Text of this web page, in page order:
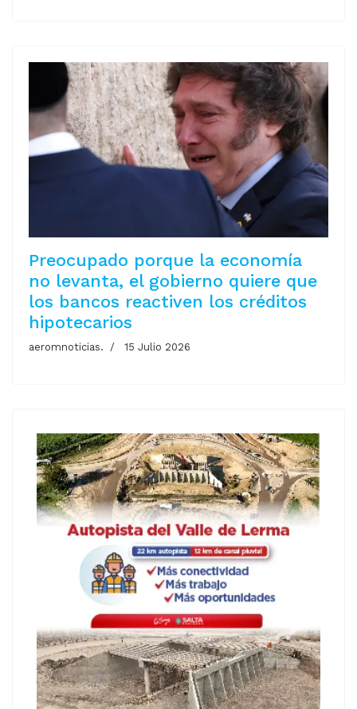
Preocupado porque la economía
no levanta, el gobierno quiere que
los bancos reactiven los créditos
hipotecarios
aeromnoticias. 15 Julio 2026